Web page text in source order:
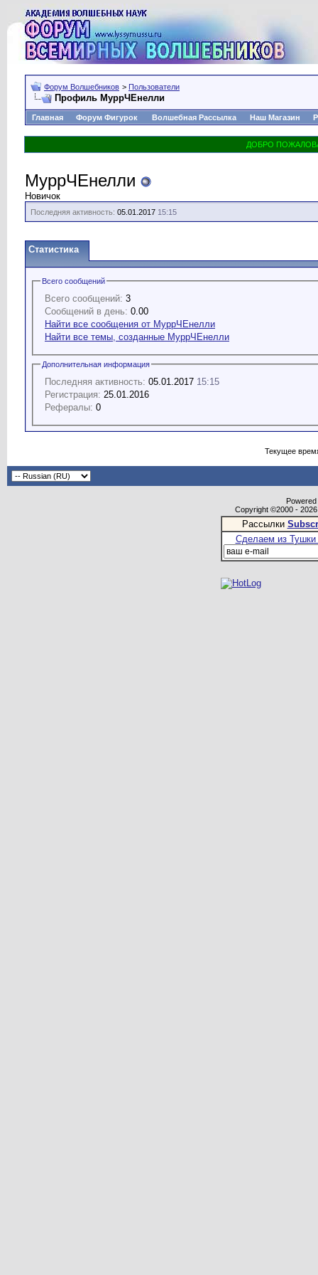
Форум Волшебников > Пользователи
Профиль МуррЧЕнелли
Главная Форум Фигурок Волшебная Рассылка Наш Магазин
МуррЧЕнелли
Новичок
Последняя активность: 05.01.2017 15:15
Статистика
Всего сообщений
Всего сообщений: 3
Сообщений в день: 0.00
Найти все сообщения от МуррЧЕнелли
Найти все темы, созданные МуррЧЕнелли
Дополнительная информация
Последняя активность: 05.01.2017 15:15
Регистрация: 25.01.2016
Рефералы: 0
Текущее
Copyright ©2000 -
Рассылки
Сделаем из Тушки